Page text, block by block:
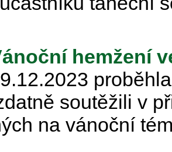
hemžení
soutěžili v
na vánoční